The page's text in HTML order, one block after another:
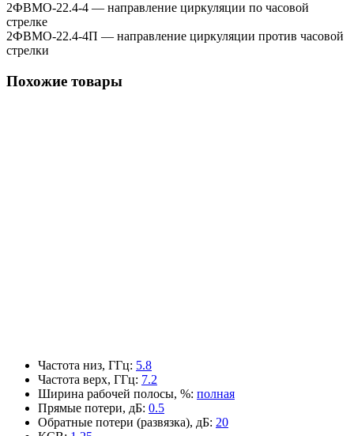
2ФВМO-22.4-4 — направление циркуляции по часовой
стрелке
2ФВМO-22.4-4П — направление циркуляции против часовой
стрелки
Похожие товары
Частота низ, ГГц: 5.8
Частота верх, ГГц: 7.2
Ширина рабочей полосы, %: полная
Прямые потери, дБ: 0.5
Обратные потери (развязка), дБ: 20